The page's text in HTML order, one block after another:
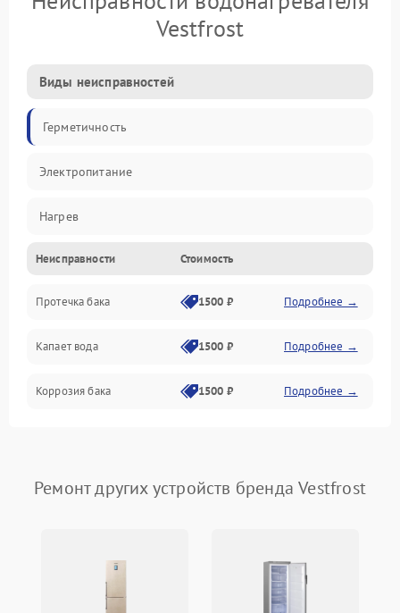
Vestfrost
Виды неисправностей
Герметичность
Электропитание
Нагрев
Датчики
Механика
Неисправности Стоимость
Протечка бака 1500 ₽ Подробнее →
Капает вода 1500 ₽ Подробнее →
Коррозия бака 1500 ₽ Подробнее →
Ремонт других устройств бренда Vestfrost